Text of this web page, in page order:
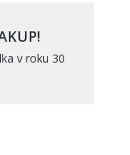
v roku 30